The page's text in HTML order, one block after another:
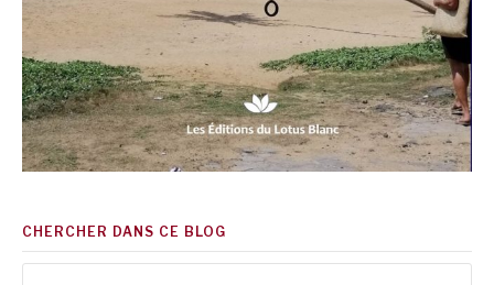
CHERCHER DANS CE BLOG